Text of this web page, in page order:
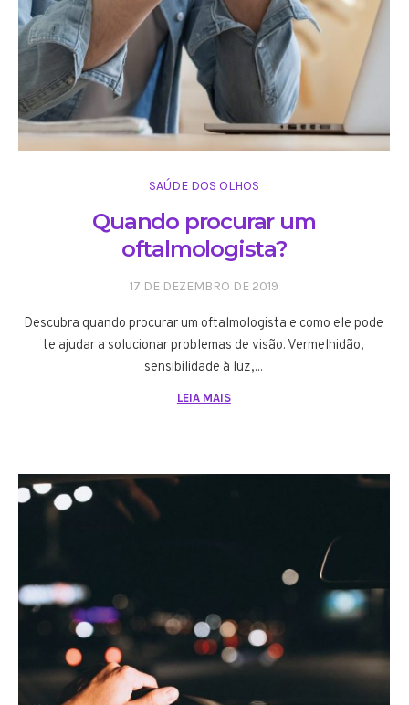
SAÚDE DOS OLHOS
Quando procurar um
oftalmologista?
17 DE DEZEMBRO DE 2019
Descubra quando procurar um oftalmologista e como ele pode
te ajudar a solucionar problemas de visão. Vermelhidão,
sensibilidade à luz,...
LEIA MAIS